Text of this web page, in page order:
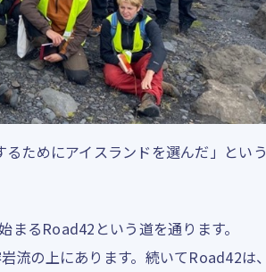
ためにアイスランドを選んだ」という
るRoad42という道を通ります。
の上にあります。続いてRoad42は、